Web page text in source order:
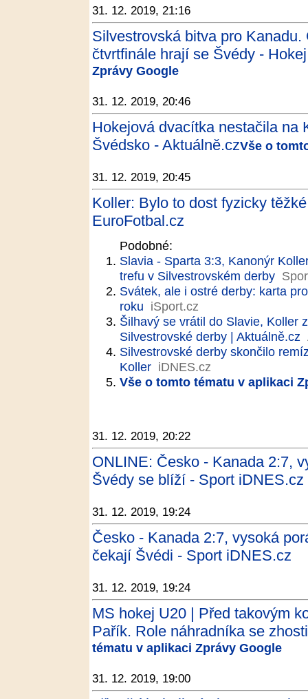
31. 12. 2019, 21:16
Silvestrovská bitva pro
čtvrtfinále hrají se Švédy -
Zprávy Google
31. 12. 2019, 20:46
Hokejová dvacítka nestačila na
Švédsko - Aktuálně.czVše o
31. 12. 2019, 20:45
Koller: Bylo to dost fyzicky
EuroFotbal.cz
Podobné:
Slavia - Sparta 3:3, Kanonýr
trefu v Silvestrovském derby
Svátek, ale i ostré derby: karta
roku iSport.cz
Šilhavý se vrátil do Slavie, Koller
Silvestrovské derby | Aktuálně.cz
Silvestrovské derby skončilo
Koller iDNES.cz
Vše o tomto tématu v aplikaci
31. 12. 2019, 20:22
ONLINE: Česko - Kanada 2:7,
Švédy se blíží - Sport iDNES.cz
31. 12. 2019, 19:24
Česko - Kanada 2:7, vysoká
čekají Švédi - Sport iDNES.cz
31. 12. 2019, 19:24
MS hokej U20 | Před takovým
Pařík. Role náhradníka se
tématu v aplikaci Zprávy Google
31. 12. 2019, 19:00